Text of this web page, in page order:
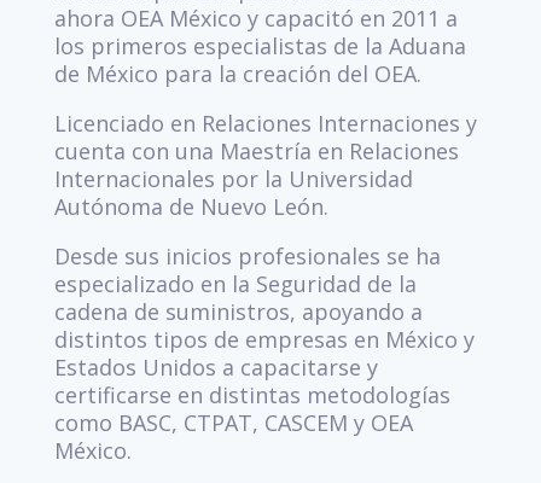
ahora OEA México y capacitó en 2011 a
los primeros especialistas de la Aduana
de México para la creación del OEA.
Licenciado en Relaciones Internaciones y
cuenta con una Maestría en Relaciones
Internacionales por la Universidad
Autónoma de Nuevo León.
Desde sus inicios profesionales se ha
especializado en la Seguridad de la
cadena de suministros, apoyando a
distintos tipos de empresas en México y
Estados Unidos a capacitarse y
certificarse en distintas metodologías
como BASC, CTPAT, CASCEM y OEA
México.